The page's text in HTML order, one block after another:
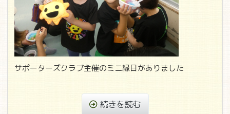
サポーターズクラブ主催のミニ縁日がありました
続きを読む